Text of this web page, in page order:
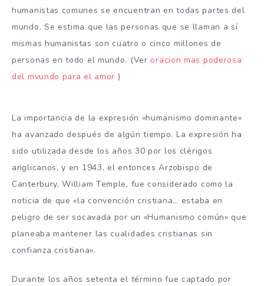
humanistas comunes se encuentran en todas partes del
mundo. Se estima que las personas que se llaman a sí
mismas humanistas son cuatro o cinco millones de
personas en todo el mundo. (Ver oracion mas poderosa
del mvundo para el amor )
La importancia de la expresión «humanismo dominante»
ha avanzado después de algún tiempo. La expresión ha
sido utilizada desde los años 30 por los clérigos
anglicanos, y en 1943, el entonces Arzobispo de
Canterbury, William Temple, fue considerado como la
noticia de que «la convención cristiana… estaba en
peligro de ser socavada por un «Humanismo común» que
planeaba mantener las cualidades cristianas sin
confianza cristiana».
Durante los años setenta el término fue captado por